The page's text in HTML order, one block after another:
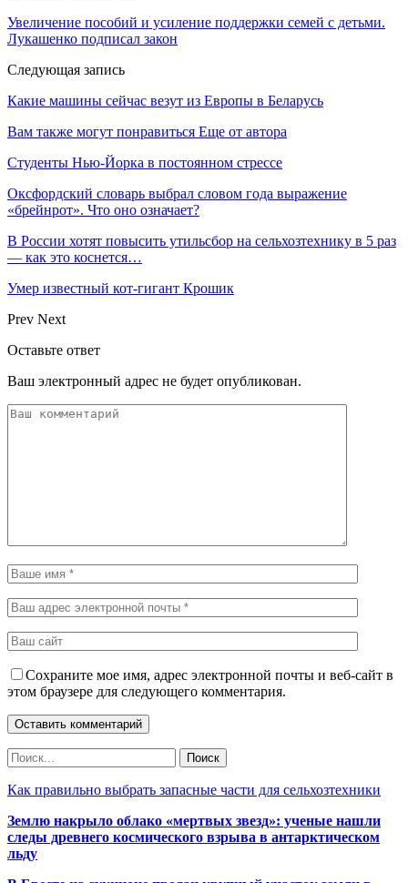
Увеличение пособий и усиление поддержки семей с детьми.
Лукашенко подписал закон
Следующая запись
Какие машины сейчас везут из Европы в Беларусь
Вам также могут понравиться Еще от автора
Студенты Нью-Йорка в постоянном стрессе
Оксфордский словарь выбрал словом года выражение
«брейнрот». Что оно означает?
В России хотят повысить утильсбор на сельхозтехнику в 5 раз
— как это коснется…
Умер известный кот-гигант Крошик
Prev Next
Оставьте ответ
Ваш электронный адрес не будет опубликован.
Сохраните мое имя, адрес электронной почты и веб-сайт в
этом браузере для следующего комментария.
Как правильно выбрать запасные части для сельхозтехники
Землю накрыло облако «мертвых звезд»: ученые нашли
следы древнего космического взрыва в антарктическом
льду